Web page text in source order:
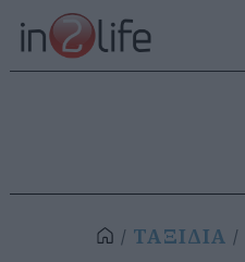
ΤΑΞΙΔΙΑ